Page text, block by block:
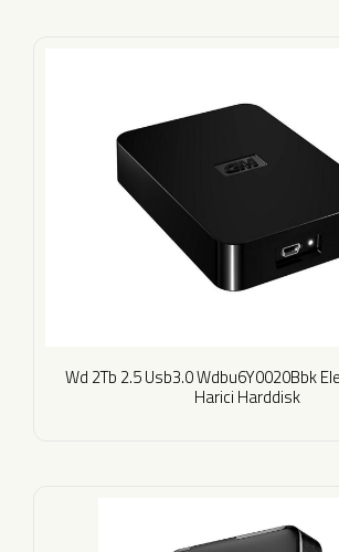
Wd 2Tb 2.5 Usb3.0 Wdbu6Y0020Bbk
Harici Harddisk